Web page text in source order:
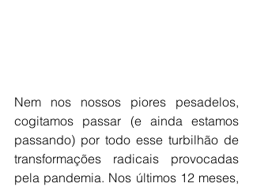
Nem nos nossos piores pesadelos,
cogitamos passar (e ainda estamos
passando) por todo esse turbilhão de
transformações radicais provocadas
pela pandemia. Nos últimos 12 meses,